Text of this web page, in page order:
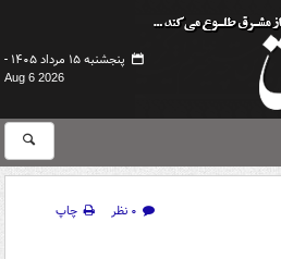
پنجشنبه ۱۵ مرداد ۱۴۰۵ -
Aug 6 2026
۰ نظر
چاپ